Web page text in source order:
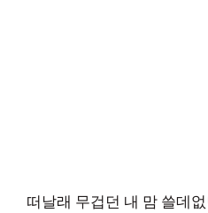
떠날래 무겁던 내 맘 쓸데